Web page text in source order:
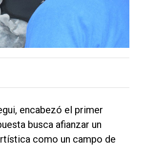
encabezó el primer
busca afianzar un
como un campo de